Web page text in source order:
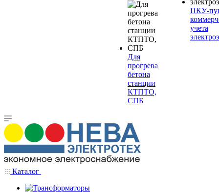
Для
прогрева
бетона
станции
КТПТО,
СПБ
ПКУ-
учета
Каталог